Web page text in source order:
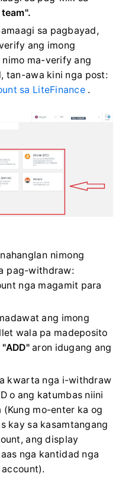
sa pagbayad,
ang imong
nimo ma-verify ang
tan-awa kini nga post:
sa LiteFinance .
nimong
pag-withdraw:
nga magamit para
ang imong
wala pa madeposito
"ADD"aron idugang ang
kwarta nga i-withdraw
o ang katumbas niini
mo-enter ka og
kay sa kasamtangang
ang display
nga kantidad nga